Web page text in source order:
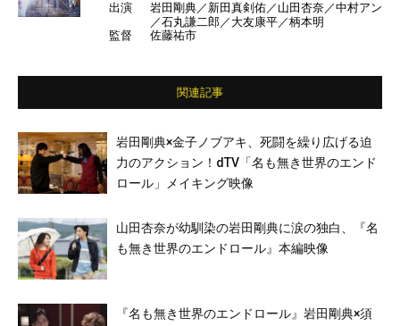
出演
岩田剛典／新田真剣佑／山田杏奈／中村アン
／石丸謙二郎／大友康平／柄本明
監督
佐藤祐市
関連記事
岩田剛典×金子ノブアキ、死闘を繰り広げる迫
力のアクション！dTV「名も無き世界のエンド
ロール」メイキング映像
山田杏奈が幼馴染の岩田剛典に涙の独白、『名
も無き世界のエンドロール』本編映像
『名も無き世界のエンドロール』岩田剛典×須